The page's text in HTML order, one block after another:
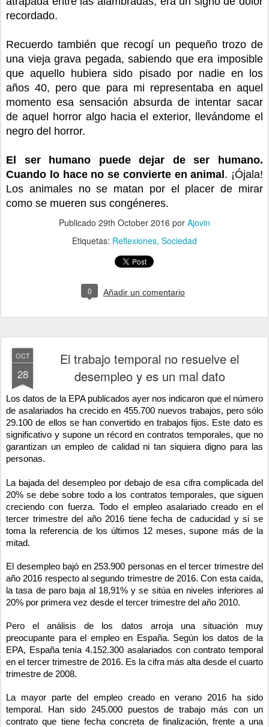
recordado.
Recuerdo también que recogí un pequeño trozo de
una vieja grava pegada, sabiendo que era imposible
que aquello hubiera sido pisado por nadie en los
años 40, pero que para mi representaba en aquel
momento esa sensación absurda de intentar sacar
de aquel horror algo hacia el exterior, llevándome el
negro del horror.
El ser humano puede dejar de ser humano.
Cuando lo hace no se convierte en animal. ¡Ójala!
Los animales no se matan por el placer de mirar
como se mueren sus congéneres.
Publicado 29th October 2016 por Ajovin
Etiquetas: Reflexiones Sociedad
0 Añadir un comentario
OCT
28
El trabajo temporal no resuelve el
desempleo y es un mal dato
Los datos de la EPA publicados ayer nos indicaron que el número
de asalariados ha crecido en 455.700 nuevos trabajos, pero sólo
29.100 de ellos se han convertido en trabajos fijos. Este dato es
significativo y supone un récord en contratos temporales, que no
garantizan un empleo de calidad ni tan siquiera digno para las
personas.
La bajada del desempleo por debajo de esa cifra complicada del
20% se debe sobre todo a los contratos temporales, que siguen
creciendo con fuerza. Todo el empleo asalariado creado en el
tercer trimestre del año 2016 tiene fecha de caducidad y si se
toma la referencia de los últimos 12 meses, supone más de la
mitad.
El desempleo bajó en 253.900 personas en el tercer trimestre del
año 2016 respecto al segundo trimestre de 2016. Con esta caída,
la tasa de paro baja al 18,91% y se sitúa en niveles inferiores al
20% por primera vez desde el tercer trimestre del año 2010.
Pero el análisis de los datos arroja una situación muy
preocupante para el empleo en España. Según los datos de la
EPA, España tenía 4.152.300 asalariados con contrato temporal
en el tercer trimestre de 2016. Es la cifra más alta desde el cuarto
trimestre de 2008.
La mayor parte del empleo creado en verano 2016 ha sido
temporal. Han sido 245.000 puestos de trabajo más con un
contrato que tiene fecha concreta de finalización, frente a una